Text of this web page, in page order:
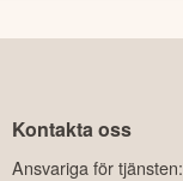
Kontakta oss
Ansvariga för tjänsten: